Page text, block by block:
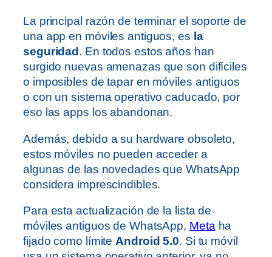
La principal razón de terminar el soporte de
una app en móviles antiguos, es la
seguridad . En todos estos años han
surgido nuevas amenazas que son difíciles
o imposibles de tapar en móviles antiguos
o con un sistema operativo caducado, por
eso las apps los abandonan.
Además, debido a su hardware obsoleto,
estos móviles no pueden acceder a
algunas de las novedades que WhatsApp
considera imprescindibles.
Para esta actualización de la lista de
móviles antiguos de WhatsApp, Metaha
fijado como límiteAndroid 5.0. Si tu móvil